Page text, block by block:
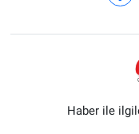
Haber ile